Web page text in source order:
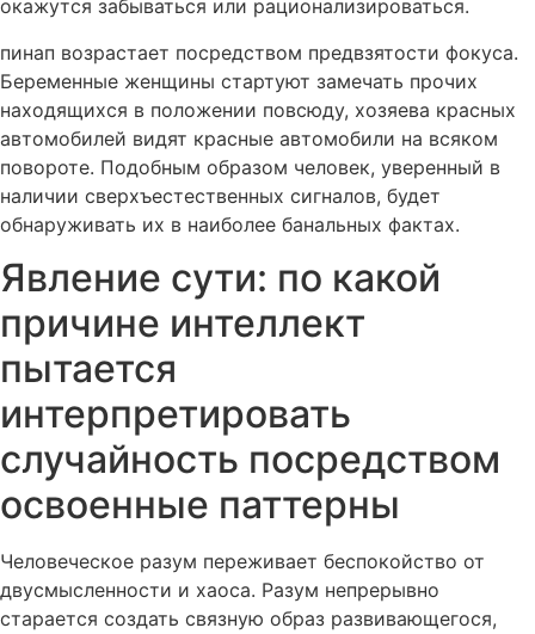
окажутся забываться или рационализироваться.
пинап возрастает посредством предвзятости фокуса.
Беременные женщины стартуют замечать прочих
находящихся в положении повсюду, хозяева красных
автомобилей видят красные автомобили на всяком
повороте. Подобным образом человек, уверенный в
наличии сверхъестественных сигналов, будет
обнаруживать их в наиболее банальных фактах.
Явление сути: по какой
причине интеллект
пытается
интерпретировать
случайность посредством
освоенные паттерны
Человеческое разум переживает беспокойство от
двусмысленности и хаоса. Разум непрерывно
старается создать связную образ развивающегося,